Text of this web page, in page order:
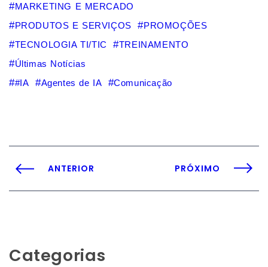
Categorias
MARKETING E MERCADO
PRODUTOS E SERVIÇOS
PROMOÇÕES
TECNOLOGIA TI/TIC
TREINAMENTO
Últimas Notícias
#IA
Agentes de IA Comunicação
ANTERIOR PRÓXIMO